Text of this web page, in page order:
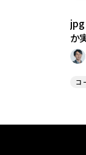
jpg
か
コ